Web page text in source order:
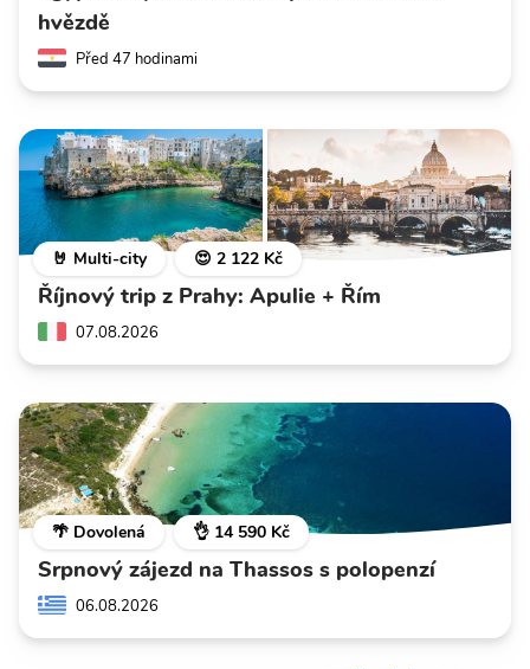
hvězdě
Před 47 hodinami
🤘 Multi-city 😍 2 122 Kč
Říjnový trip z Prahy: Apulie + Řím
07.08.2026
🌴 Dovolená 👌 14 590 Kč
Srpnový zájezd na Thassos s polopenzí
06.08.2026